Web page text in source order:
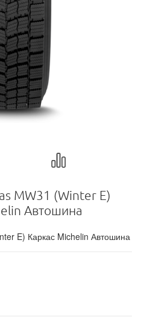
MW31 (Winter E)
Автошина
E) Каркас Michelin Автошина